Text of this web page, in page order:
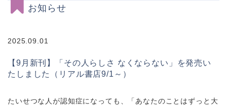
お知らせ
2025.09.01
【9月新刊】「その人らしさ なくならない」を発売い
たしました（リアル書店9/1～）
たいせつな人が認知症になっても、「あなたのことはずっと大